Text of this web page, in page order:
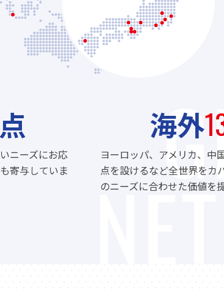
ニーズにお応
寄与していま
海外
ヨーロッパ、アメリカ、中
点を設けるなど全世界をカ
のニーズに合わせた価値を